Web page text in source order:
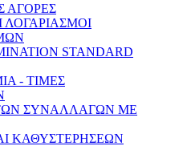
ΑΓΟΡΕΣ
ΛΟΓΑΡΙΑΣΜΟΙ
STANDARD
- ΤΙΜΕΣ
ΣΥΝΑΛΛΑΓΩΝ ΜΕ
ΚΑΘΥΣΤΕΡΗΣΕΩΝ